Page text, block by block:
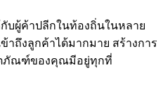
ผู้ค้าปลีกในท้องถิ่นในหลาย
ถึงลูกค้าได้มากมาย สร้างการ
ตภัณฑ์ของคุณมีอยู่ทุกที่